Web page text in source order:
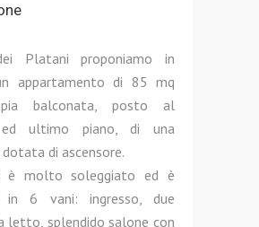
Platani proponiamo in
appartamento di 85 mq
balconata, posto al
ed ultimo piano, di una
di ascensore.
è molto soleggiato ed è
in 6 vani: ingresso, due
letto, splendido salone con